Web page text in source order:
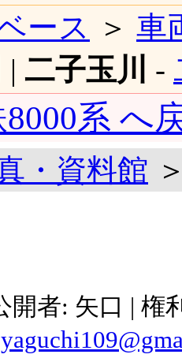
ース
＞ 車
| 二子玉川 -
系 へ
・資料館
開者: 矢口 |